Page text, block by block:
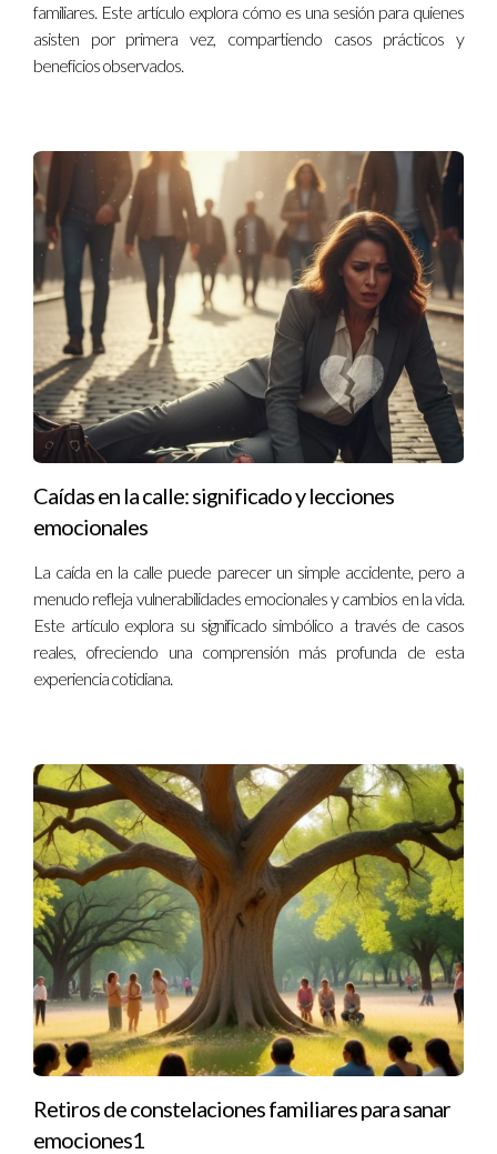
familiares. Este artículo explora cómo es una sesión para quienes
asisten por primera vez, compartiendo casos prácticos y
beneficios observados.
Caídas en la calle: significado y lecciones
emocionales
La caída en la calle puede parecer un simple accidente, pero a
menudo refleja vulnerabilidades emocionales y cambios en la vida.
Este artículo explora su significado simbólico a través de casos
reales, ofreciendo una comprensión más profunda de esta
experiencia cotidiana.
Retiros de constelaciones familiares para sanar
emociones1